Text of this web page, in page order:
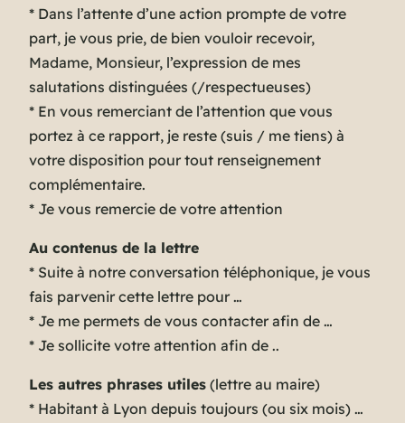
* Dans l’attente d’une action prompte de votre
part, je vous prie, de bien vouloir recevoir,
Madame, Monsieur, l’expression de mes
salutations distinguées (/respectueuses)
* En vous remerciant de l’attention que vous
portez à ce rapport, je reste (suis / me tiens) à
votre disposition pour tout renseignement
complémentaire.
* Je vous remercie de votre attention
Au contenus de la lettre
* Suite à notre conversation téléphonique, je vous
fais parvenir cette lettre pour …
* Je me permets de vous contacter afin de …
* Je sollicite votre attention afin de ..
Les autres phrases utiles (lettre au maire)
* Habitant à Lyon depuis toujours (ou six mois) …